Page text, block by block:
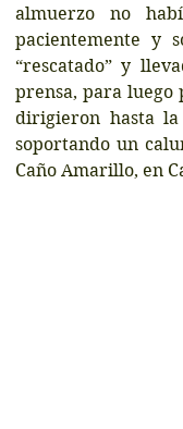
almuerzo no
pacientemente y
“rescatado” y
prensa, para luego
dirigieron hasta
soportando un
Caño Amarillo, en